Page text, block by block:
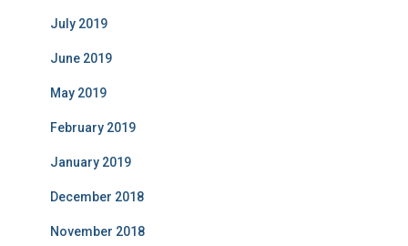
July 2019
June 2019
May 2019
February 2019
January 2019
December 2018
November 2018